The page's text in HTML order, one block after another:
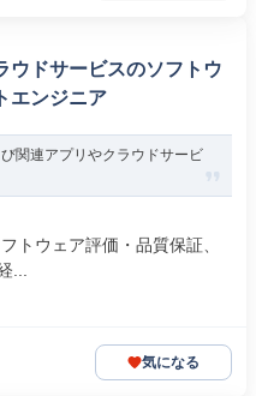
ウドサービスのソフトウ
エンジニア
関連アプリやクラウドサービ
トウェア評価・品質保証、
...
気になる